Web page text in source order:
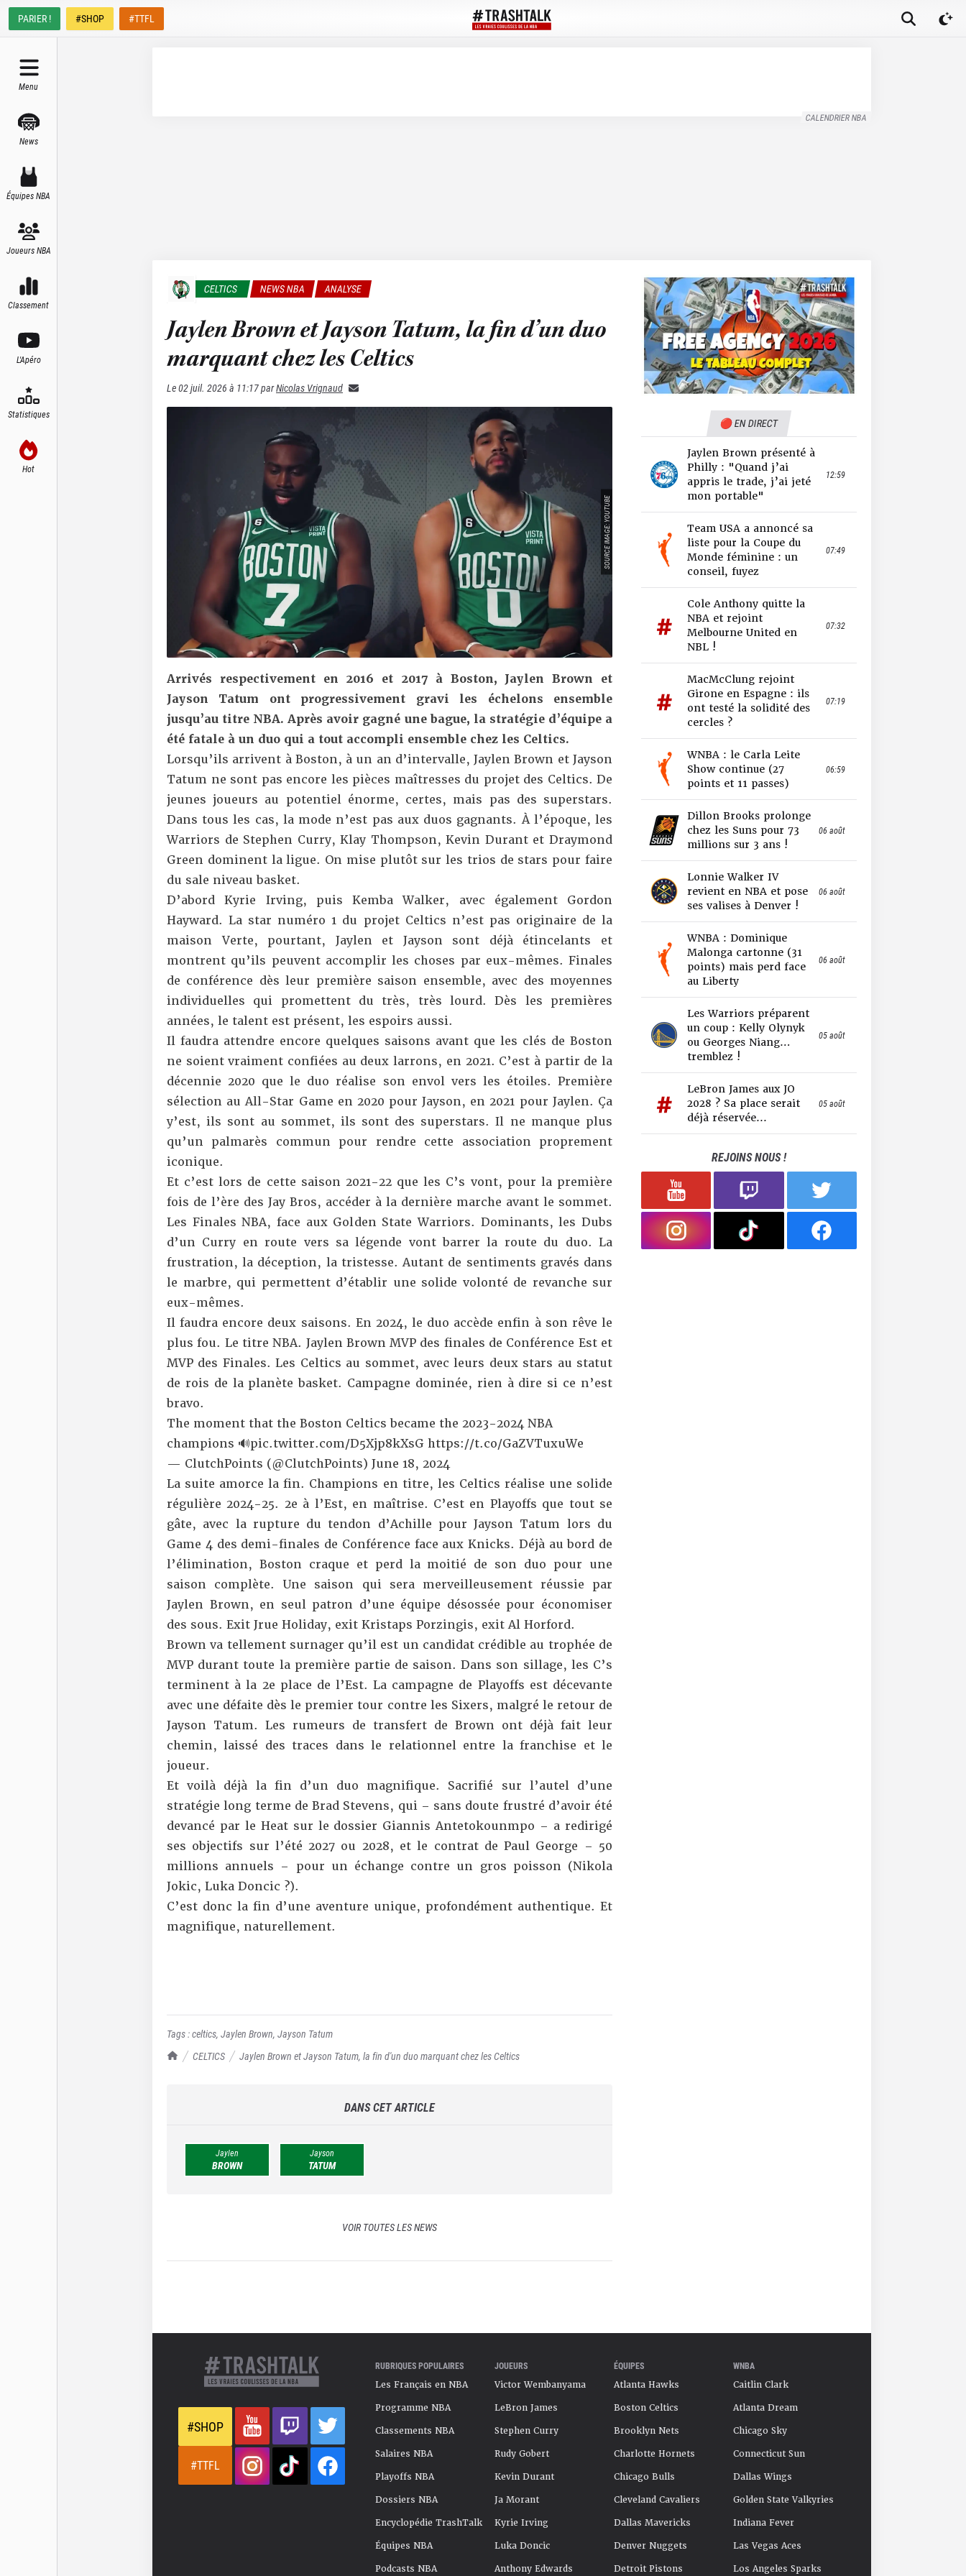
PARIER ! #SHOP #TTFL
Menu
News
Équipes NBA
Joueurs NBA
Classement
L'Apéro
Statistiques
Hot
CALENDRIER NBA
TrashTalk Actu NBA
CELTICS Jaylen Brown et Jayson Tatum, la fin d'un duo marquant chez les Celtics
CELTICS NEWS NBA ANALYSE
Jaylen Brown et Jayson Tatum, la fin d’un duo
marquant chez les Celtics
Le02 juil. 2026 à 11:17parNicolas Vrignaud
SOURCE IMAGE: YOUTUBE
Arrivés respectivement en 2016 et 2017 à Boston, Jaylen Brown et
Jayson Tatum ont progressivement gravi les échelons ensemble
jusqu’au titre NBA. Après avoir gagné une bague, la stratégie d’équipe a
été fatale à un duo qui a tout accompli ensemble chez les Celtics.
Lorsqu’ils arrivent à Boston, à un an d’intervalle, Jaylen Brown et Jayson
Tatum ne sont pas encore les pièces maîtresses du projet des Celtics. De
jeunes joueurs au potentiel énorme, certes, mais pas des superstars.
Dans tous les cas, la mode n’est pas aux duos gagnants. À l’époque, les
Warriors de Stephen Curry, Klay Thompson, Kevin Durant et Draymond
Green dominent la ligue. On mise plutôt sur les trios de stars pour faire
du sale niveau basket.
D’abord Kyrie Irving, puis Kemba Walker, avec également Gordon
Hayward. La star numéro 1 du projet Celtics n’est pas originaire de la
maison Verte, pourtant, Jaylen et Jayson sont déjà étincelants et
montrent qu’ils peuvent accomplir les choses par eux-mêmes. Finales
de conférence dès leur première saison ensemble, avec des moyennes
individuelles qui promettent du très, très lourd. Dès les premières
années, le talent est présent, les espoirs aussi.
Il faudra attendre encore quelques saisons avant que les clés de Boston
ne soient vraiment confiées au deux larrons, en 2021. C’est à partir de la
décennie 2020 que le duo réalise son envol vers les étoiles. Première
sélection au All-Star Game en 2020 pour Jayson, en 2021 pour Jaylen. Ça
y’est, ils sont au sommet, ils sont des superstars. Il ne manque plus
qu’un palmarès commun pour rendre cette association proprement
iconique.
Et c’est lors de cette saison 2021-22 que les C’s vont, pour la première
fois de l’ère des Jay Bros, accéder à la dernière marche avant le sommet.
Les Finales NBA, face aux Golden State Warriors. Dominants, les Dubs
d’un Curry en route vers sa légende vont barrer la route du duo. La
frustration, la déception, la tristesse. Autant de sentiments gravés dans
le marbre, qui permettent d’établir une solide volonté de revanche sur
eux-mêmes.
Il faudra encore deux saisons. En 2024, le duo accède enfin à son rêve le
plus fou. Le titre NBA. Jaylen Brown MVP des finales de Conférence Est et
MVP des Finales. Les Celtics au sommet, avec leurs deux stars au statut
de rois de la planète basket. Campagne dominée, rien à dire si ce n’est
bravo.
The moment that the Boston Celtics became the 2023-2024 NBA
champions 🔊pic.twitter.com/D5Xjp8kXsG https://t.co/GaZVTuxuWe
— ClutchPoints (@ClutchPoints) June 18, 2024
La suite amorce la fin. Champions en titre, les Celtics réalise une solide
régulière 2024-25. 2e à l’Est, en maîtrise. C’est en Playoffs que tout se
gâte, avec la rupture du tendon d’Achille pour Jayson Tatum lors du
Game 4 des demi-finales de Conférence face aux Knicks. Déjà au bord de
l’élimination, Boston craque et perd la moitié de son duo pour une
saison complète. Une saison qui sera merveilleusement réussie par
Jaylen Brown, en seul patron d’une équipe désossée pour économiser
des sous. Exit Jrue Holiday, exit Kristaps Porzingis, exit Al Horford.
Brown va tellement surnager qu’il est un candidat crédible au trophée de
MVP durant toute la première partie de saison. Dans son sillage, les C’s
terminent à la 2e place de l’Est. La campagne de Playoffs est décevante
avec une défaite dès le premier tour contre les Sixers, malgré le retour de
Jayson Tatum. Les rumeurs de transfert de Brown ont déjà fait leur
chemin, laissé des traces dans le relationnel entre la franchise et le
joueur.
Et voilà déjà la fin d’un duo magnifique. Sacrifié sur l’autel d’une
stratégie long terme de Brad Stevens, qui – sans doute frustré d’avoir été
devancé par le Heat sur le dossier Giannis Antetokounmpo – a redirigé
ses objectifs sur l’été 2027 ou 2028, et le contrat de Paul George – 50
millions annuels – pour un échange contre un gros poisson (Nikola
Jokic, Luka Doncic ?).
C’est donc la fin d’une aventure unique, profondément authentique. Et
magnifique, naturellement.
Tags :celtics, Jaylen Brown, Jayson Tatum
DANS CET ARTICLE
Jaylen
BROWN
Jayson
TATUM
VOIR TOUTES LES NEWS
🔴 EN DIRECT
Jaylen Brown présenté à
Philly : "Quand j’ai
appris le trade, j’ai jeté
mon portable"
12:59
Team USA a annoncé sa
liste pour la Coupe du
Monde féminine : un
conseil, fuyez
07:49
Cole Anthony quitte la
NBA et rejoint
Melbourne United en
NBL !
07:32
MacMcClung rejoint
Girone en Espagne : ils
ont testé la solidité des
cercles ?
07:19
WNBA : le Carla Leite
Show continue (27
points et 11 passes)
06:59
Dillon Brooks prolonge
chez les Suns pour 73
millions sur 3 ans !
06 août
Lonnie Walker IV
revient en NBA et pose
ses valises à Denver !
06 août
WNBA : Dominique
Malonga cartonne (31
points) mais perd face
au Liberty
06 août
Les Warriors préparent
un coup : Kelly Olynyk
ou Georges Niang…
tremblez !
05 août
LeBron James aux JO
2028 ? Sa place serait
déjà réservée...
05 août
REJOINS NOUS !
#SHOP
#TTFL
RUBRIQUES POPULAIRES
Les Français en NBA
Programme NBA
Classements NBA
Salaires NBA
Playoffs NBA
Dossiers NBA
Encyclopédie TrashTalk
Équipes NBA
Podcasts NBA
JOUEURS
Victor Wembanyama
LeBron James
Stephen Curry
Rudy Gobert
Kevin Durant
Ja Morant
Kyrie Irving
Luka Doncic
Anthony Edwards
ÉQUIPES
Atlanta Hawks
Boston Celtics
Brooklyn Nets
Charlotte Hornets
Chicago Bulls
Cleveland Cavaliers
Dallas Mavericks
Denver Nuggets
Detroit Pistons
WNBA
Caitlin Clark
Atlanta Dream
Chicago Sky
Connecticut Sun
Dallas Wings
Golden State Valkyries
Indiana Fever
Las Vegas Aces
Los Angeles Sparks